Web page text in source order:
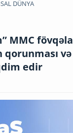
DÜNYA
MMC
edir